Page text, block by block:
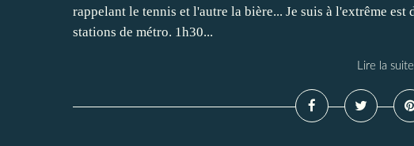
rappelant le tennis et l'autre la bière... Je suis à l'extrême est
stations de métro. 1h30...
Lire la suite